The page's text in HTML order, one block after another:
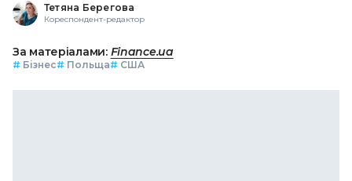
Тетяна Берегова
Кореспондент-редактор
За матеріалами: Finance.ua
# Бізнес# Польща# США